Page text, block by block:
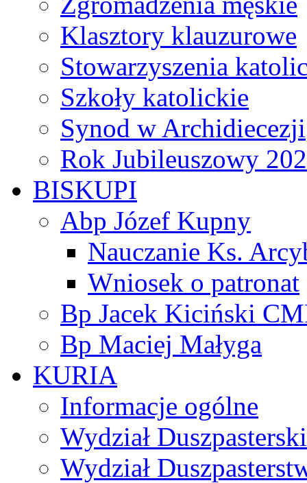
Klasztory klauzurowe
Stowarzyszenia
Szkoły katolickie
Synod w Archidiecezji
Rok Jubileuszowy
BISKUPI
Abp Józef Kupny
Nauczanie Ks.
Wniosek o patronat
Bp Jacek Kiciński
Bp Maciej Małyga
KURIA
Informacje ogólne
Wydział Duszpasterski
Wydział